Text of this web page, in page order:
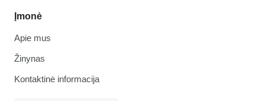
Įmonė
Apie mus
Žinynas
Kontaktinė informacija